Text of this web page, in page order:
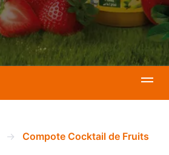
Compote Cocktail de Fruits